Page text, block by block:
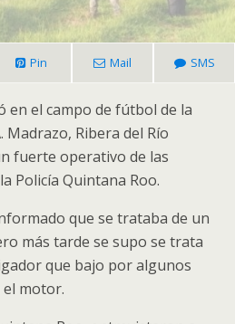
Pin Mail SMS
el campo de fútbol de la
Madrazo, Ribera del Río
fuerte operativo de las
Policía Quintana Roo.
que se trataba de un
más tarde se supo se trata
que bajo por algunos
motor.